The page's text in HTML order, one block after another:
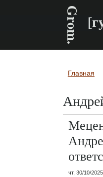
Grom.
Вы
Главная
чт, 30/10/